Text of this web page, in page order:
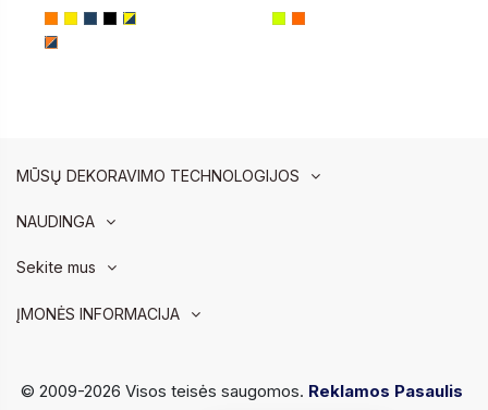
MŪSŲ DEKORAVIMO TECHNOLOGIJOS
NAUDINGA
Sekite mus
ĮMONĖS INFORMACIJA
© 2009-2026 Visos teisės saugomos. Reklamos Pasaulis